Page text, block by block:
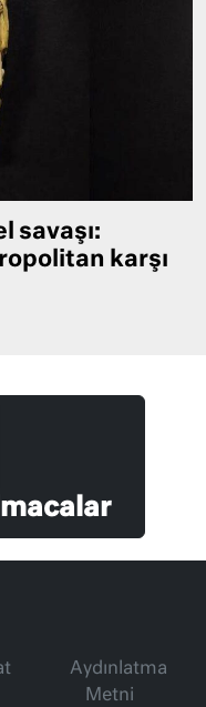
savaşı:
karşı
Aydınlatma
Metni